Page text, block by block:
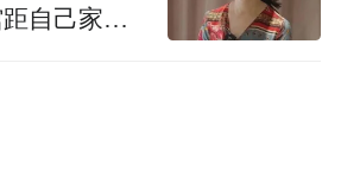
自己家步